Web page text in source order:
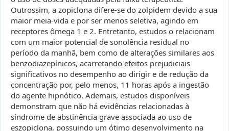
Outrossim, a zopiclona difere-se do zolpidem devido a sua
maior meia-vida e por ser menos seletiva, agindo em
receptores ômega 1 e 2. Entretanto, estudos o relacionam
com um maior potencial de sonolência residual no
período da manhã, bem como de alterações similares aos
benzodiazepínicos, acarretando efeitos prejudiciais
significativos no desempenho ao dirigir e de redução da
concentração por, pelo menos, 11 horas após a ingestão
do agente hipnótico. Ademais, estudos disponíveis
demonstram que não há evidências relacionadas à
síndrome de abstinência grave associada ao uso de
eszopiclona, possuindo um ótimo desenvolvimento na